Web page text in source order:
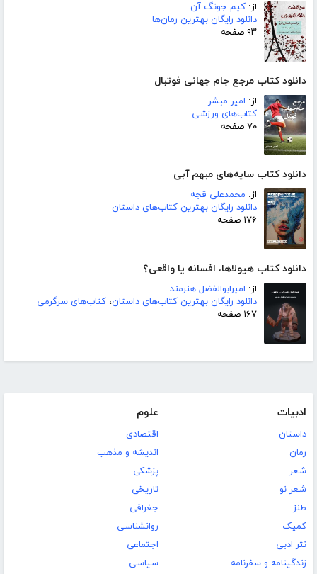
از: کیم جونگ آن
دانلود رایگان بهترین رمان‌ها
۹۳ صفحه
دانلود کتاب مرجع جام جهانی فوتبال
از: امیر مبشر
کتاب‌های ورزشی
۷۰ صفحه
دانلود کتاب سایه‌های مبهم آبی
از: محمدعلی قجه
دانلود رایگان بهترین کتاب‌های داستان
۱۷۶ صفحه
دانلود کتاب هیولاها، افسانه یا واقعی؟
از: امیرابوالفضل هنرمند
دانلود رایگان بهترین کتاب‌های داستان، کتاب‌های سرگرمی
۱۶۷ صفحه
ادبیات
داستان
رمان
شعر
شعر نو
طنز
کمیک
نثر ادبی
زندگینامه و سفرنامه
علوم
اقتصادی
اندیشه و مذهب
پزشکی
تاریخی
جغرافی
روانشناسی
اجتماعی
سیاسی